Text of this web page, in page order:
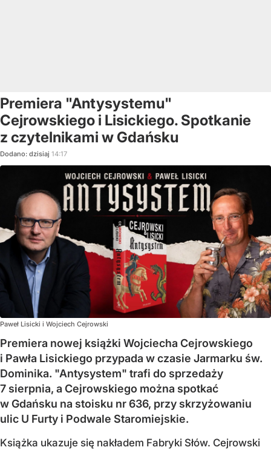
Premiera "Antysystemu"
Cejrowskiego i Lisickiego. Spotkanie
z czytelnikami w Gdańsku
Dodano: dzisiaj 14:17
Paweł Lisicki i Wojciech Cejrowski
Premiera nowej książki Wojciecha Cejrowskiego
i Pawła Lisickiego przypada w czasie Jarmarku św.
Dominika. "Antysystem" trafi do sprzedaży
7 sierpnia, a Cejrowskiego można spotkać
w Gdańsku na stoisku nr 636, przy skrzyżowaniu
ulic U Furty i Podwale Staromiejskie.
Książka ukazuje się nakładem Fabryki Słów. Cejrowski